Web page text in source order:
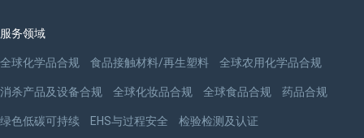
服务领域
全球化学品合规 食品接触材料/再生塑料 全球农用化学品合规
消杀产品及设备合规 全球化妆品合规 全球食品合规 药品合规
绿色低碳可持续 EHS与过程安全 检验检测及认证